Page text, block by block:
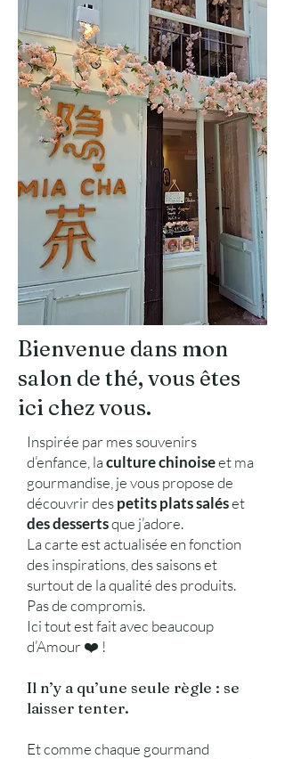
Bienvenue dans mon
salon de thé, vous êtes
ici chez vous.
Inspirée par mes souvenirs
d’enfance, laculture chinoiseet ma
gourmandise, je vous propose de
découvrir despetits plats saléset
des dessertsque j’adore.
La carte est actualisée en fonction
des inspirations, des saisons et
surtout de la qualité des produits.
Pas de compromis.
Ici tout est fait avec beaucoup
d’Amour ❤️ !
Il n’y a qu’une seule règle : se
laisser tenter.
Et comme chaque gourmand